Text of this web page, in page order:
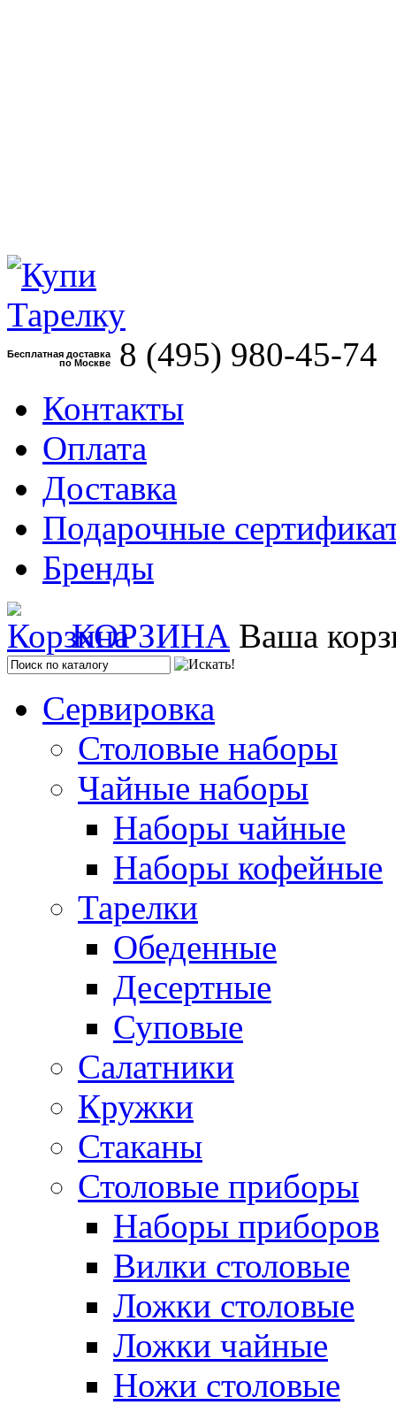
Бесплатная доставка
по Москве
8 (495) 980-45-74
Контакты
Оплата
Доставка
Подарочные
Бренды
КОРЗИНА Ваша
Сервировка
Столовые наборы
Чайные наборы
Наборы чайные
Наборы кофейные
Тарелки
Обеденные
Десертные
Суповые
Салатники
Кружки
Стаканы
Столовые приборы
Наборы приборов
Вилки столовые
Ложки столовые
Ложки чайные
Ножи столовые